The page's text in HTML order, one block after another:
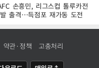
손흥민, 리그스컵 톨루카전
출격…득점포 재가동 도전
약관·정책 고충처리